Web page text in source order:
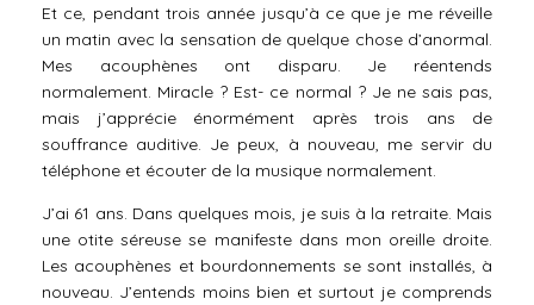
Et ce, pendant trois année jusqu’à ce que je me réveille
un matin avec la sensation de quelque chose d’anormal.
Mes acouphènes ont disparu. Je réentends
normalement. Miracle ? Est- ce normal ? Je ne sais pas,
mais j’apprécie énormément après trois ans de
souffrance auditive. Je peux, à nouveau, me servir du
téléphone et écouter de la musique normalement.
J’ai 61 ans. Dans quelques mois, je suis à la retraite. Mais
une otite séreuse se manifeste dans mon oreille droite.
Les acouphènes et bourdonnements se sont installés, à
nouveau. J’entends moins bien et surtout je comprends